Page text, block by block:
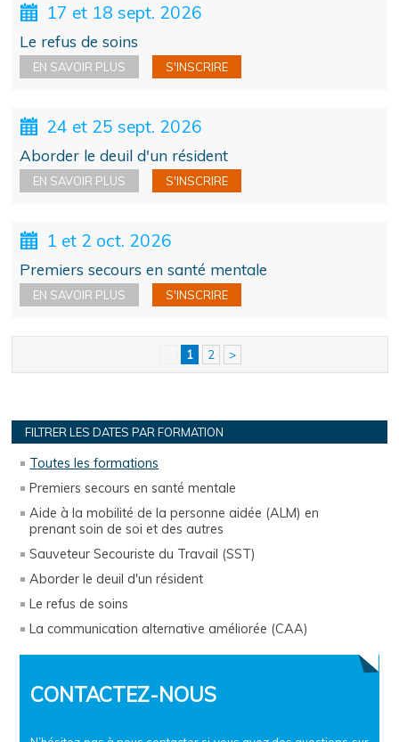
17 et 18 sept. 2026
Le refus de soins
EN SAVOIR PLUS S'INSCRIRE
24 et 25 sept. 2026
Aborder le deuil d'un résident
EN SAVOIR PLUS S'INSCRIRE
1 et 2 oct. 2026
Premiers secours en santé mentale
EN SAVOIR PLUS S'INSCRIRE
1 2 >
FILTRER LES DATES PAR FORMATION
Toutes les formations
Premiers secours en santé mentale
Aide à la mobilité de la personne aidée (ALM) en
prenant soin de soi et des autres
Sauveteur Secouriste du Travail (SST)
Aborder le deuil d'un résident
Le refus de soins
La communication alternative améliorée (CAA)
CONTACTEZ-NOUS